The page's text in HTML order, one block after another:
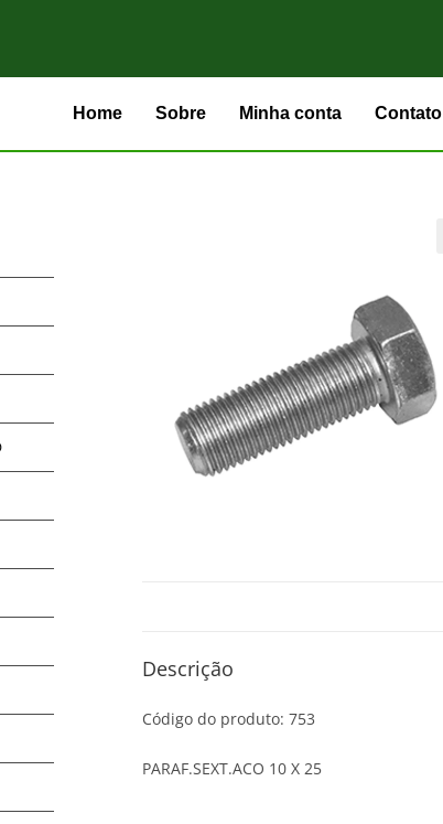
Home Sobre Minha conta Contato
Descrição
Código do produto: 753
PARAF.SEXT.ACO 10 X 25